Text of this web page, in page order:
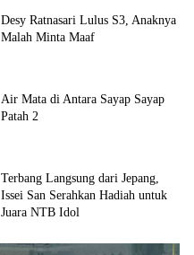
Desy Ratnasari Lulus S3, Anaknya
Malah Minta Maaf
Air Mata di Antara Sayap Sayap
Patah 2
Terbang Langsung dari Jepang,
Issei San Serahkan Hadiah untuk
Juara NTB Idol